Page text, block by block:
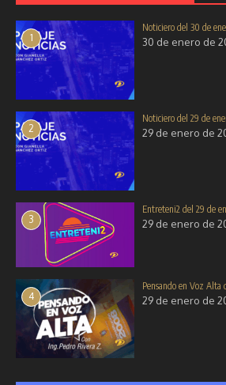
Noticiero del 29 de octubre de
2025
29 de octubre de 2025
Noticiero
2025
1
Noticiero del 30 de
30 de enero de
2
Noticiero del 29 de
29 de enero de
3
Entreteni2 del 29 de
29 de enero de
4
Pensando en Voz Alta
29 de enero de